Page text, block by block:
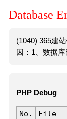
Database
(1040) 365建
因：1、数据
PHP Debug
No. File